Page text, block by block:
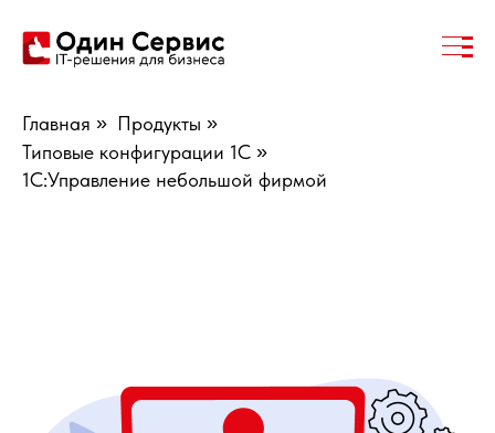
Главная » Продукты »
Типовые конфигурации 1С »
1С:Управление небольшой фирмой